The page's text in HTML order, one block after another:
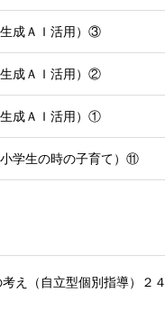
成ＡＩ活用）③
成ＡＩ活用）②
成ＡＩ活用）①
学生の時の子育て）⑪
え（自立型個別指導）２４